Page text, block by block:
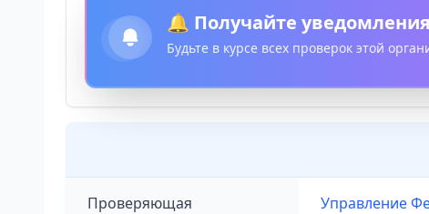
🔔 Получайте
Будьте в курсе всех проверок этой
Проверяющая
Управление